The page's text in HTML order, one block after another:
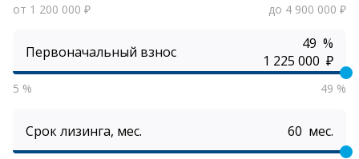
от 1 200 000 ₽ до 4 900 000 ₽
Первоначальный взнос
%
₽
5 % 49 %
Срок лизинга, мес. мес.